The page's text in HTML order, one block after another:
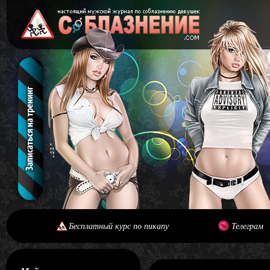
Бесплатный курс по пикапу Телеграм